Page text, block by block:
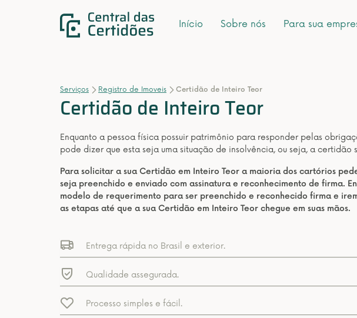
Início Sobre nós Para sua
Serviços Registro de Imoveis Certidão de Inteiro Teor
Certidão de Inteiro Teor
Enquanto a pessoa física possuir patrimônio para responder pelas
pode dizer que esta seja uma situação de insolvência, ou seja, a certidão
Para solicitar a sua Certidão em Inteiro Teor a maioria dos cartórios
seja preenchido e enviado com assinatura e reconhecimento de firma.
modelo de requerimento para ser preenchido e reconhecido firma e
as etapas até que a sua Certidão em Inteiro Teor chegue em suas mãos.
Entrega rápida no Brasil e exterior.
Qualidade assegurada.
Processo simples e fácil.